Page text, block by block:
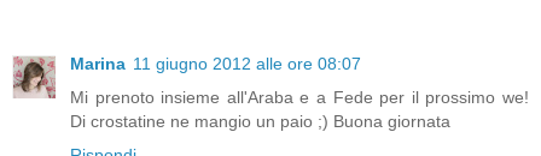
Marina 11 giugno 2012 alle ore 08:07
Mi prenoto insieme all'Araba e a Fede per il prossimo we!
Di crostatine ne mangio un paio ;) Buona giornata